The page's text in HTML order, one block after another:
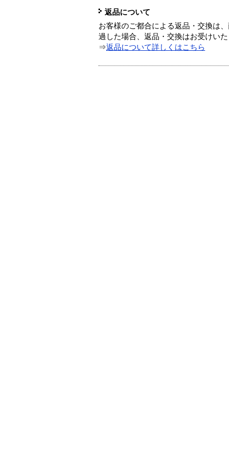
返品について
お客様のご都合による返品・交換は
過した場合、返品・交換はお受けいた
⇒返品について詳しくはこちら